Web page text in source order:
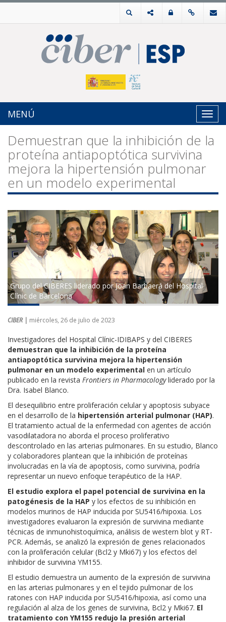
MENÚ
Demuestran que la inhibición de la
proteína antiapoptótica survivina
mejora la hipertensión pulmonar
en un modelo experimental
Grupo del CIBERES liderado por Joan Barbaerá del Hospital
Clínic de Barcelona
CIBER | miércoles, 26 de julio de 2023
Investigadores del Hospital Clínic-IDIBAPS y del CIBERES
demuestran que la inhibición de la proteína
antiapoptótica survivina mejora la hipertensión
pulmonar en un modelo experimental en un artículo
publicado en la revista Frontiers in Pharmacologyliderado por la
Dra. Isabel Blanco.
El desequilibrio entre proliferación celular y apoptosis subyace
en el desarrollo de la hipertensión arterial pulmonar (HAP).
El tratamiento actual de la enfermedad con agentes de acción
vasodilatadora no aborda el proceso proliferativo
descontrolado en las arterias pulmonares. En su estudio, Blanco
y colaboradores plantean que la inhibición de proteínas
involucradas en la vía de apoptosis, como survivina, podría
representar un nuevo enfoque terapéutico de la HAP.
El estudio explora el papel potencial de survivina en la
patogénesis de la HAP y los efectos de su inhibición en
modelos murinos de HAP inducida por SU5416/hipoxia. Los
investigadores evaluaron la expresión de survivina mediante
técnicas de inmunohistoquímica, análisis de western blot y RT-
PCR. Además, se analizó la expresión de genes relacionados
con la proliferación celular (Bcl2 y Mki67) y los efectos del
inhibidor de survivina YM155.
El estudio demuestra un aumento de la expresión de survivina
en las arterias pulmonares y en el tejido pulmonar de los
ratones con HAP inducida por SU5416/hipoxia, así como una
regulación al alza de los genes de survivina, Bcl2 y Mki67. El
tratamiento con YM155 redujo la presión arterial